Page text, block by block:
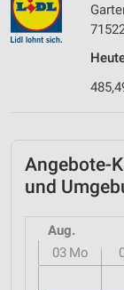
Angebote-
und
Aug.
03 Mo